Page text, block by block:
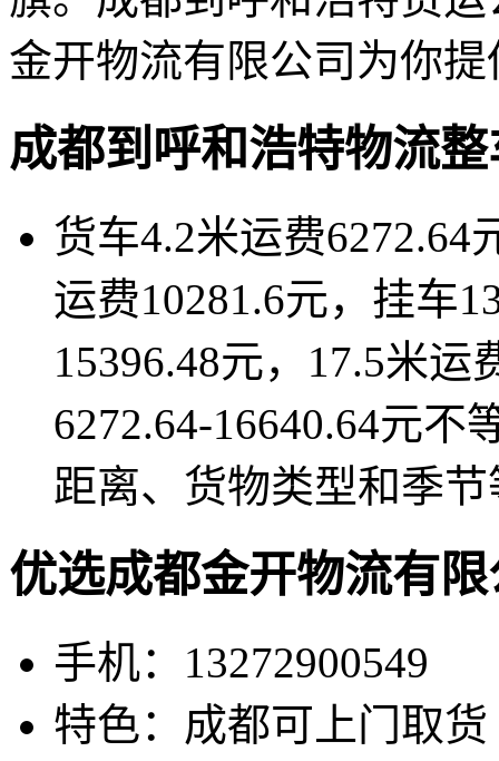
金开物流有限公司为你提
成都到呼和浩特物流
货车4.2米运费6272.64
运费10281.6元，挂车
15396.48元，17.5米运
6272.64-16640.64元
距离、货物类型和季
优选成都金开物流有
手机：13272900549
特色：成都可上门取货